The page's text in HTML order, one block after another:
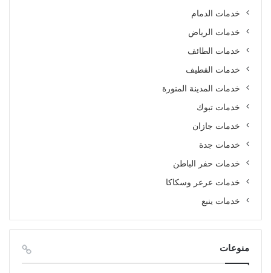
خدمات الدمام
خدمات الرياض
خدمات الطائف
خدمات القطيف
خدمات المدينة المنورة
خدمات تبوك
خدمات جازان
خدمات جدة
خدمات حفر الباطن
خدمات عرعر وسكاكا
خدمات ينبع
منوعات